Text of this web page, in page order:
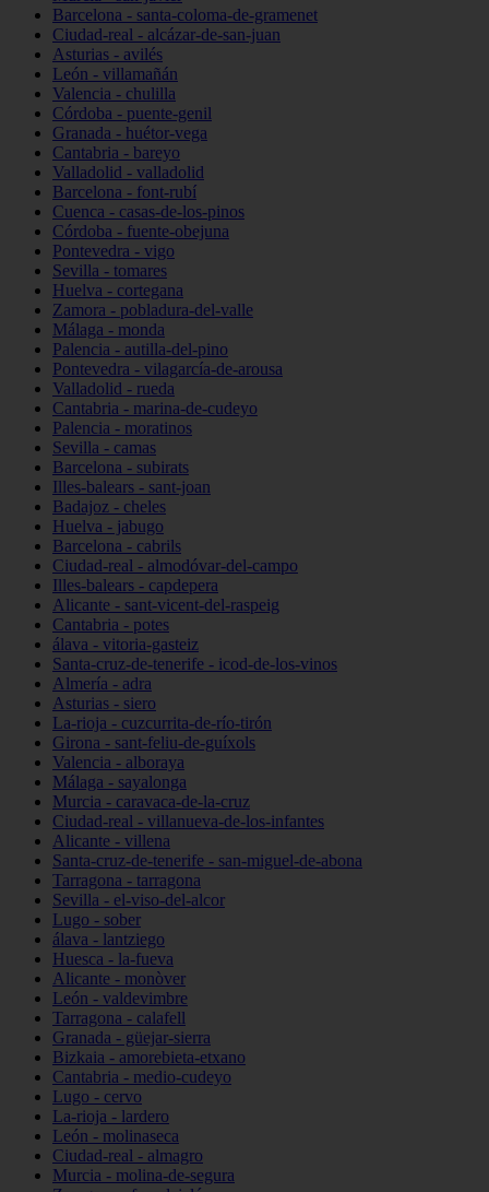
Barcelona - santa-coloma-de-gramenet
Ciudad-real - alcázar-de-san-juan
Asturias - avilés
León - villamañán
Valencia - chulilla
Córdoba - puente-genil
Granada - huétor-vega
Cantabria - bareyo
Valladolid - valladolid
Barcelona - font-rubí
Cuenca - casas-de-los-pinos
Córdoba - fuente-obejuna
Pontevedra - vigo
Sevilla - tomares
Huelva - cortegana
Zamora - pobladura-del-valle
Málaga - monda
Palencia - autilla-del-pino
Pontevedra - vilagarcía-de-arousa
Valladolid - rueda
Cantabria - marina-de-cudeyo
Palencia - moratinos
Sevilla - camas
Barcelona - subirats
Illes-balears - sant-joan
Badajoz - cheles
Huelva - jabugo
Barcelona - cabrils
Ciudad-real - almodóvar-del-campo
Illes-balears - capdepera
Alicante - sant-vicent-del-raspeig
Cantabria - potes
álava - vitoria-gasteiz
Santa-cruz-de-tenerife - icod-de-los-vinos
Almería - adra
Asturias - siero
La-rioja - cuzcurrita-de-río-tirón
Girona - sant-feliu-de-guíxols
Valencia - alboraya
Málaga - sayalonga
Murcia - caravaca-de-la-cruz
Ciudad-real - villanueva-de-los-infantes
Alicante - villena
Santa-cruz-de-tenerife - san-miguel-de-abona
Tarragona - tarragona
Sevilla - el-viso-del-alcor
Lugo - sober
álava - lantziego
Huesca - la-fueva
Alicante - monòver
León - valdevimbre
Tarragona - calafell
Granada - güejar-sierra
Bizkaia - amorebieta-etxano
Cantabria - medio-cudeyo
Lugo - cervo
La-rioja - lardero
León - molinaseca
Ciudad-real - almagro
Murcia - molina-de-segura